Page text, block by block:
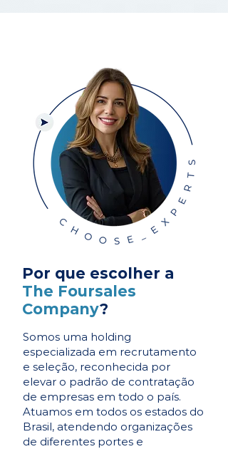
Por que escolher a
The Foursales
Company?
Somos uma holding
especializada em recrutamento
e seleção, reconhecida por
elevar o padrão de contratação
de empresas em todo o país.
Atuamos em todos os estados do
Brasil, atendendo organizações
de diferentes portes e